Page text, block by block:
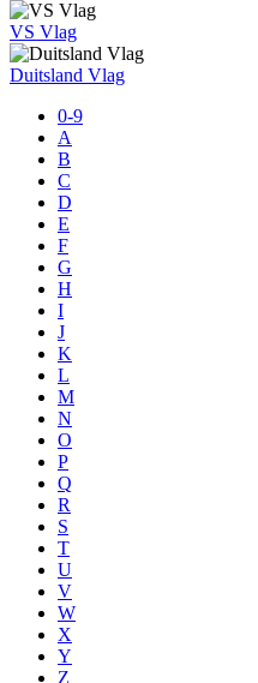
VS Vlag
Duitsland Vlag
0-9
A
B
C
D
E
F
G
H
I
J
K
L
M
N
O
P
Q
R
S
T
U
V
W
X
Y
Z